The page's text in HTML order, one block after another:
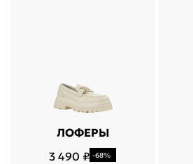
ЛОФЕРЫ
3 490 ₽ -68%